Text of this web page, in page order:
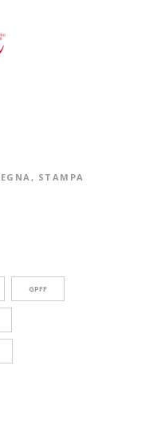
, STAMPA
GPFF